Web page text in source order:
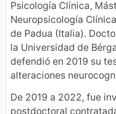
Psicología Clínica,
Neuropsicología
de Padua (Italia).
la Universidad de
defendió en 2019 su
alteraciones
De 2019 a 2022, fue
postdoctoral